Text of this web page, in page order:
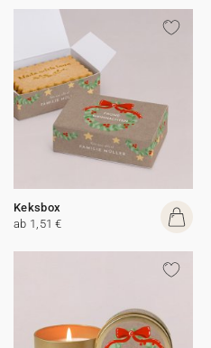
Keksbox
ab 1,51 €